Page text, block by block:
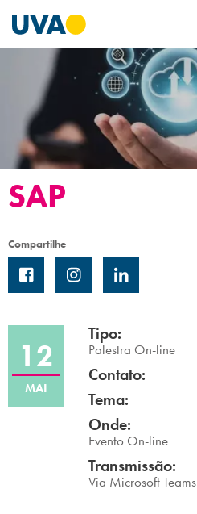
A UVA
CURSOS
FORMAS DE INGRESSO
FINANCIAMENTO E BOLSAS
Acontece na UVA
Campi/Unidades
Atendimento (21) 2574 8888
Conclua sua Matrícula
SAP
Compartilhe
12
MAI
Tipo:
Palestra On-line
Contato:
Tema:
Onde:
Evento On-line
Transmissão:
Via Microsoft Teams